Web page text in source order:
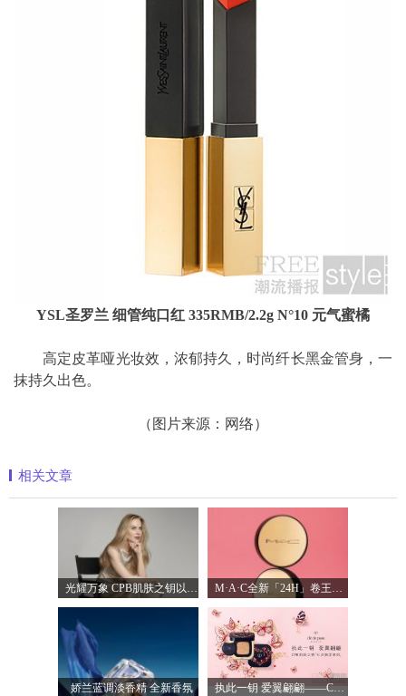
YSL圣罗兰 细管纯口红 335RMB/2.2g N°10 元气蜜橘
高定皮革哑光妆效，浓郁持久，时尚纤长黑金管身，一
抹持久出色。
（图片来源：网络）
相关文章
光耀万象 CPB肌肤之钥以镜头记录妮可·基 M·A·C全新「24H」卷王金气垫中国首发 实
娇兰蓝调淡香精 全新香氛 执此一钥 爱翼翩翩——CPB肌肤之钥臻献